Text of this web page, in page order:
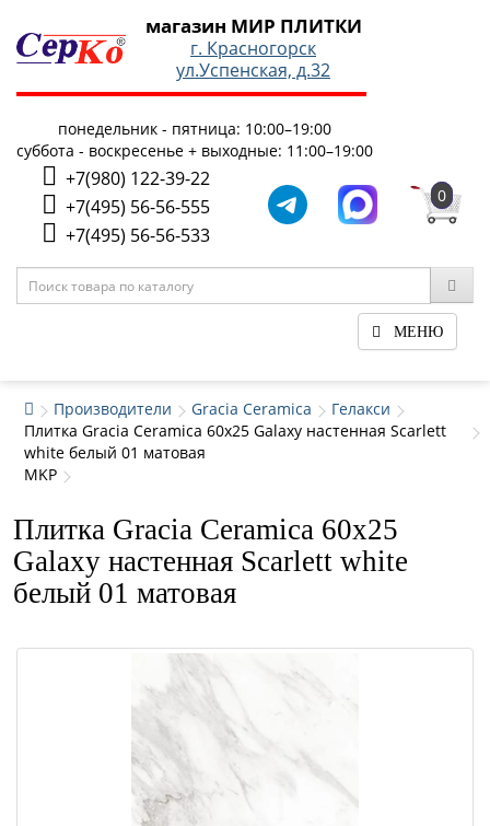
магазин МИР ПЛИТКИ
г. Красногорск
ул.Успенская, д.32
понедельник - пятница: 10:00–19:00
суббота - воскресенье + выходные: 11:00–19:00
+7(980) 122-39-22
+7(495) 56-56-555
+7(495) 56-56-533
0
МЕНЮ
Производители Gracia Ceramica
Гелакси
Плитка Gracia Ceramica 60x25 Galaxy настенная Scarlett
white белый 01 матовая
MKP
Плитка Gracia Ceramica 60x25
Galaxy настенная Scarlett white
белый 01 матовая